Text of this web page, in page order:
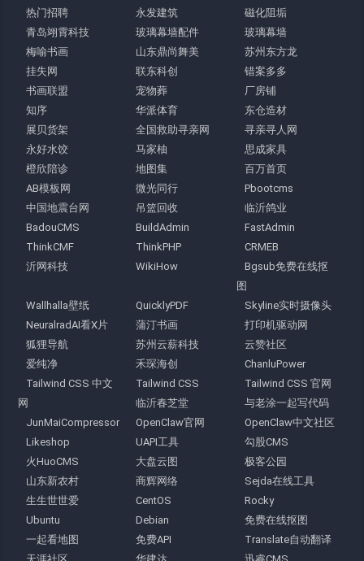
热门招聘
永发建筑
磁化阻垢
青岛翊霄科技
玻璃幕墙配件
玻璃幕墙
梅喻书画
山东鼎尚舞美
苏州东方龙
挂失网
联东科创
错案多多
书画联盟
宠物葬
厂房铺
知序
华派体育
东仓造材
展贝货架
全国救助寻亲网
寻亲寻人网
永好水饺
马家柚
思成家具
橙欣陪诊
地图集
百万首页
AB模板网
微光同行
Pbootcms
中国地震台网
吊篮回收
临沂鸽业
BadouCMS
BuildAdmin
FastAdmin
ThinkCMF
ThinkPHP
CRMEB
沂网科技
WikiHow
Bgsub免费在线抠
图
Wallhalla壁纸
QuicklyPDF
Skyline实时摄像头
NeuralradAI看X片
蒲汀书画
打印机驱动网
狐狸导航
苏州云薪科技
云赞社区
爱纯净
禾琛海创
ChanluPower
Tailwind CSS 中文
网
Tailwind CSS
Tailwind CSS 官网
临沂春芝堂
与老涂一起写代码
JunMaiCompressor
OpenClaw官网
OpenClaw中文社区
Likeshop
UAPI工具
勾股CMS
火HuoCMS
大盘云图
极客公园
山东新农村
商辉网络
Sejda在线工具
生生世世爱
CentOS
Rocky
Ubuntu
Debian
免费在线抠图
一起看地图
免费API
Translate自动翻译